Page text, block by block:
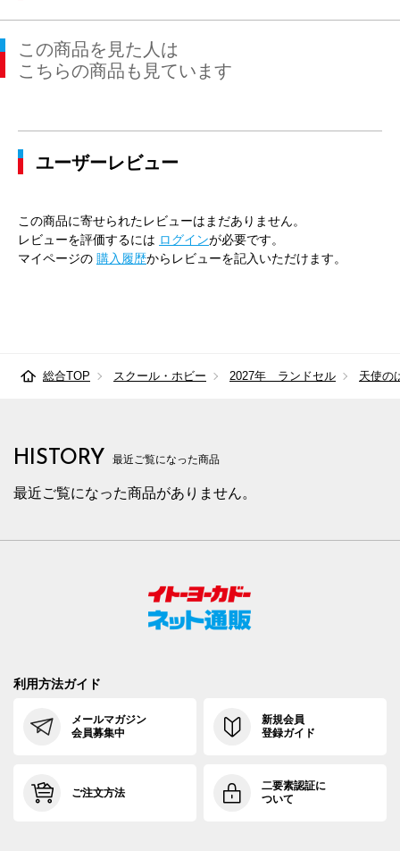
この商品を見た人は
こちらの商品も見ています
ユーザーレビュー
この商品に寄せられたレビューはまだありません。
レビューを評価するには ログインが必要です。
マイページの 購入履歴からレビューを記入いただけます。
総合TOP スクール・ホビー 2027年 ランドセル 天使の
HISTORY 最近ご覧になった商品
最近ご覧になった商品がありません。
利用方法ガイド
メールマガジン
会員募集中
新規会員
登録ガイド
ご注文方法
二要素認証に
ついて